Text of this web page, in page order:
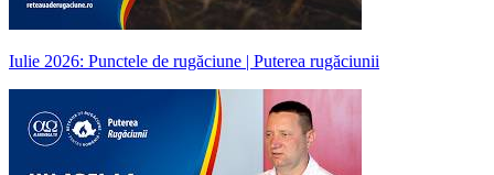
Iulie 2026: Punctele de rugăciune | Puterea rugăciunii